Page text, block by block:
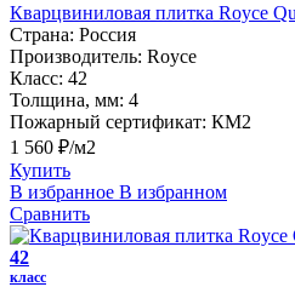
Кварцвиниловая плитка Royce
Страна: Россия
Производитель: Royce
Класс: 42
Толщина, мм: 4
Пожарный сертификат: КМ2
1 560 ₽/м2
Купить
В избранное В избранном
Сравнить
42
класс